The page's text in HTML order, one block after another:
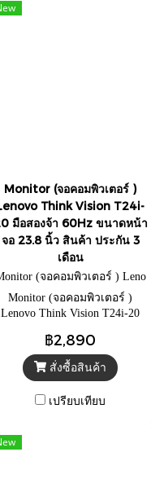
Monitor (จอคอมพิวเตอร์ )
Think Vision T24i-
มือสองจ้า 60Hz ขนาดหน้า
จอ 23.8 นิ้ว สินค้า ประกัน 3
เดือน
(จอคอมพิวเตอร์ ) Leno
vo Think Vision T24i-20
Monitor (จอคอมพิวเตอร์ )
Lenovo Think Vision T24i-20
23.8 นิ้ว สินค้า ประกัน 3 เดือน
฿2,890
สั่งซื้อสินค้า
เปรียบเทียบ